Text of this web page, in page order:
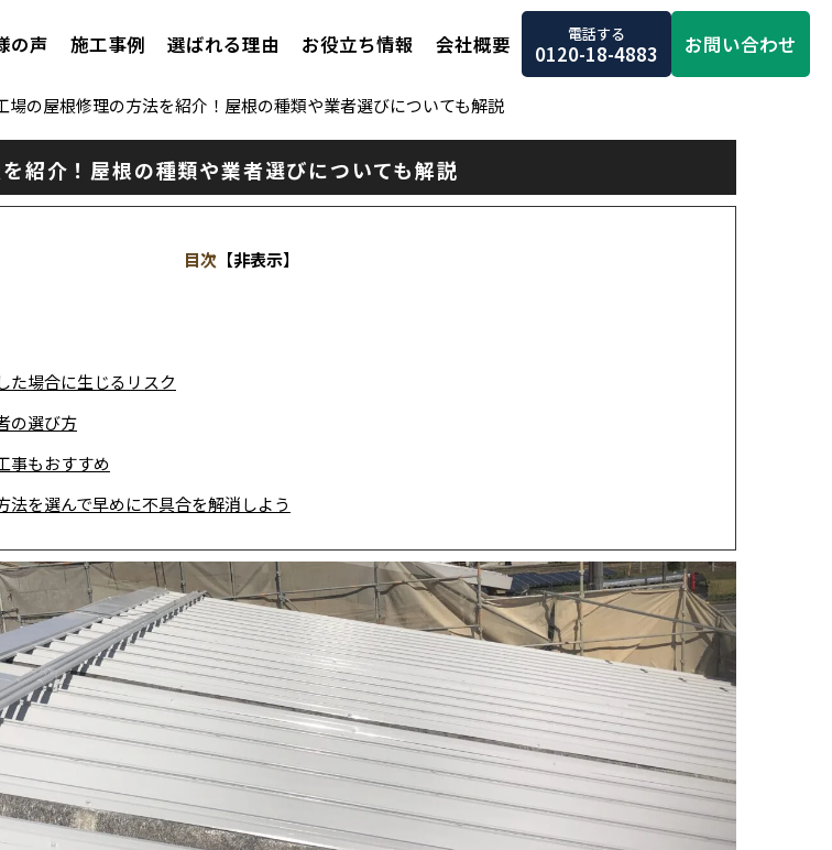
の声 施工事例 選ばれる理由 お役立ち情報 会社概要 電話する
0120-18-4883 お問い合わせ
場の屋根修理の方法を紹介！屋根の種類や業者選びについても解説
紹介！屋根の種類や業者選びについても解説
目次【非表示】
た場合に生じるリスク
の選び方
事もおすすめ
法を選んで早めに不具合を解消しよう